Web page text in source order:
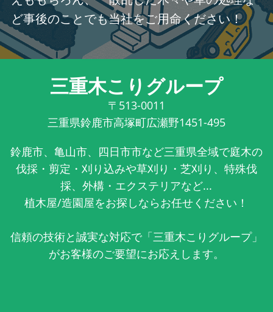
ど事後のことでも当社をご用命ください！
三重木こりグループ
〒513-0011
三重県鈴鹿市高塚町広瀬野1451-495
鈴鹿市、亀山市、四日市市など三重県全域で庭木の
伐採・剪定・刈り込みや草刈り・芝刈り、特殊伐
採、外構・エクステリアなど...
植木屋/造園屋をお探しならお任せください！
信頼の技術と誠実な対応で「三重木こりグループ」
がお客様のご要望にお応えします。